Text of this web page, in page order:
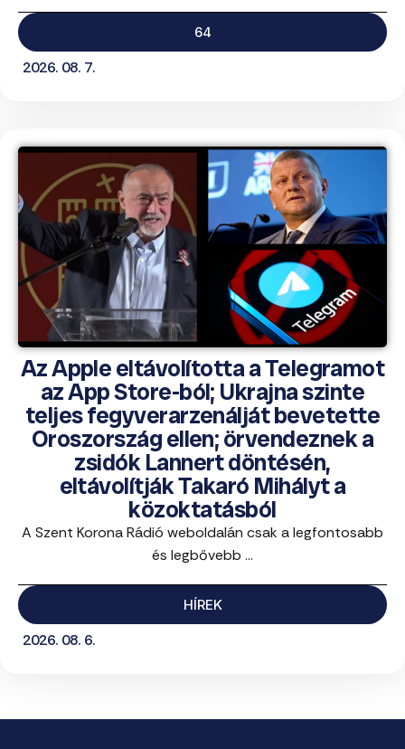
64
2026. 08. 7.
Az Apple eltávolította a Telegramot
az App Store-ból; Ukrajna szinte
teljes fegyverarzenálját bevetette
Oroszország ellen; örvendeznek a
zsidók Lannert döntésén,
eltávolítják Takaró Mihályt a
közoktatásból
A Szent Korona Rádió weboldalán csak a legfontosabb
és legbővebb ...
HÍREK
2026. 08. 6.